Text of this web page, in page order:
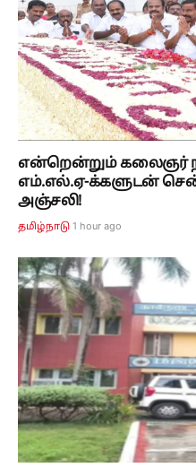
என்றென்றும் கலைஞர்
எம்.எல்.ஏ-க்களுடன்
அஞ்சலி!
தமிழ்நாடு 1 hour ago